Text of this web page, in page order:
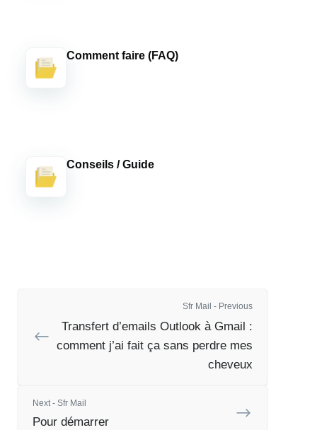
Comment faire (FAQ)
Conseils / Guide
Sfr Mail - Previous
Transfert d’emails Outlook à Gmail :
comment j’ai fait ça sans perdre mes
cheveux
Next - Sfr Mail
Pour démarrer